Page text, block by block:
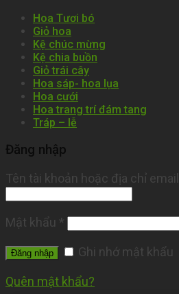
Hoa Tươi bó
Giỏ hoa
Kệ chúc mừng
Kệ chia buồn
Giỏ trái cây
Hoa sáp- hoa lụa
Hoa cưới
Hoa trang trí đám tang
Tráp – lễ
Đăng nhập
Tên tài khoản hoặc địa chỉ email
Mật khẩu *
Đăng nhập Ghi nhớ mật khẩu
Quên mật khẩu?